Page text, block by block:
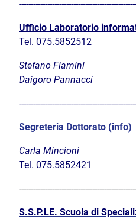
Ufficio Laboratorio
Tel. 075.5852512
Stefano Flamini
Daigoro Pannacci
Segreteria Dottorato (info)
Carla Mincioni
Tel. 075.5852421
S.S.P.LE. Scuola di